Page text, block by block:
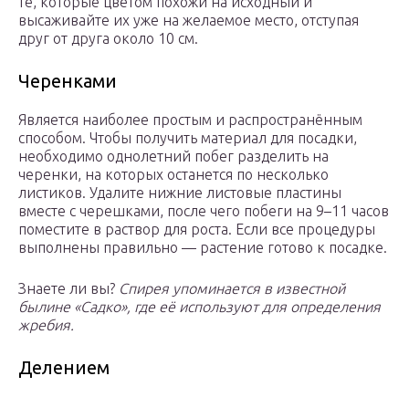
высаживайте их уже на желаемое место, отступая
друг от друга около 10 см.
Черенками
Является наиболее простым и распространённым
способом. Чтобы получить материал для посадки,
необходимо однолетний побег разделить на
черенки, на которых останется по несколько
листиков. Удалите нижние листовые пластины
вместе с черешками, после чего побеги на 9–11 часов
поместите в раствор для роста. Если все процедуры
выполнены правильно — растение готово к посадке.
Знаете ли вы? Спирея упоминается в известной
былине «Садко», где её используют для определения
жребия.
Делением